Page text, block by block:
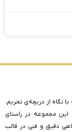
نگاه از دریچه‌ی تحریم،
این مجموعه در راستای
دقیق و فنی در قالب